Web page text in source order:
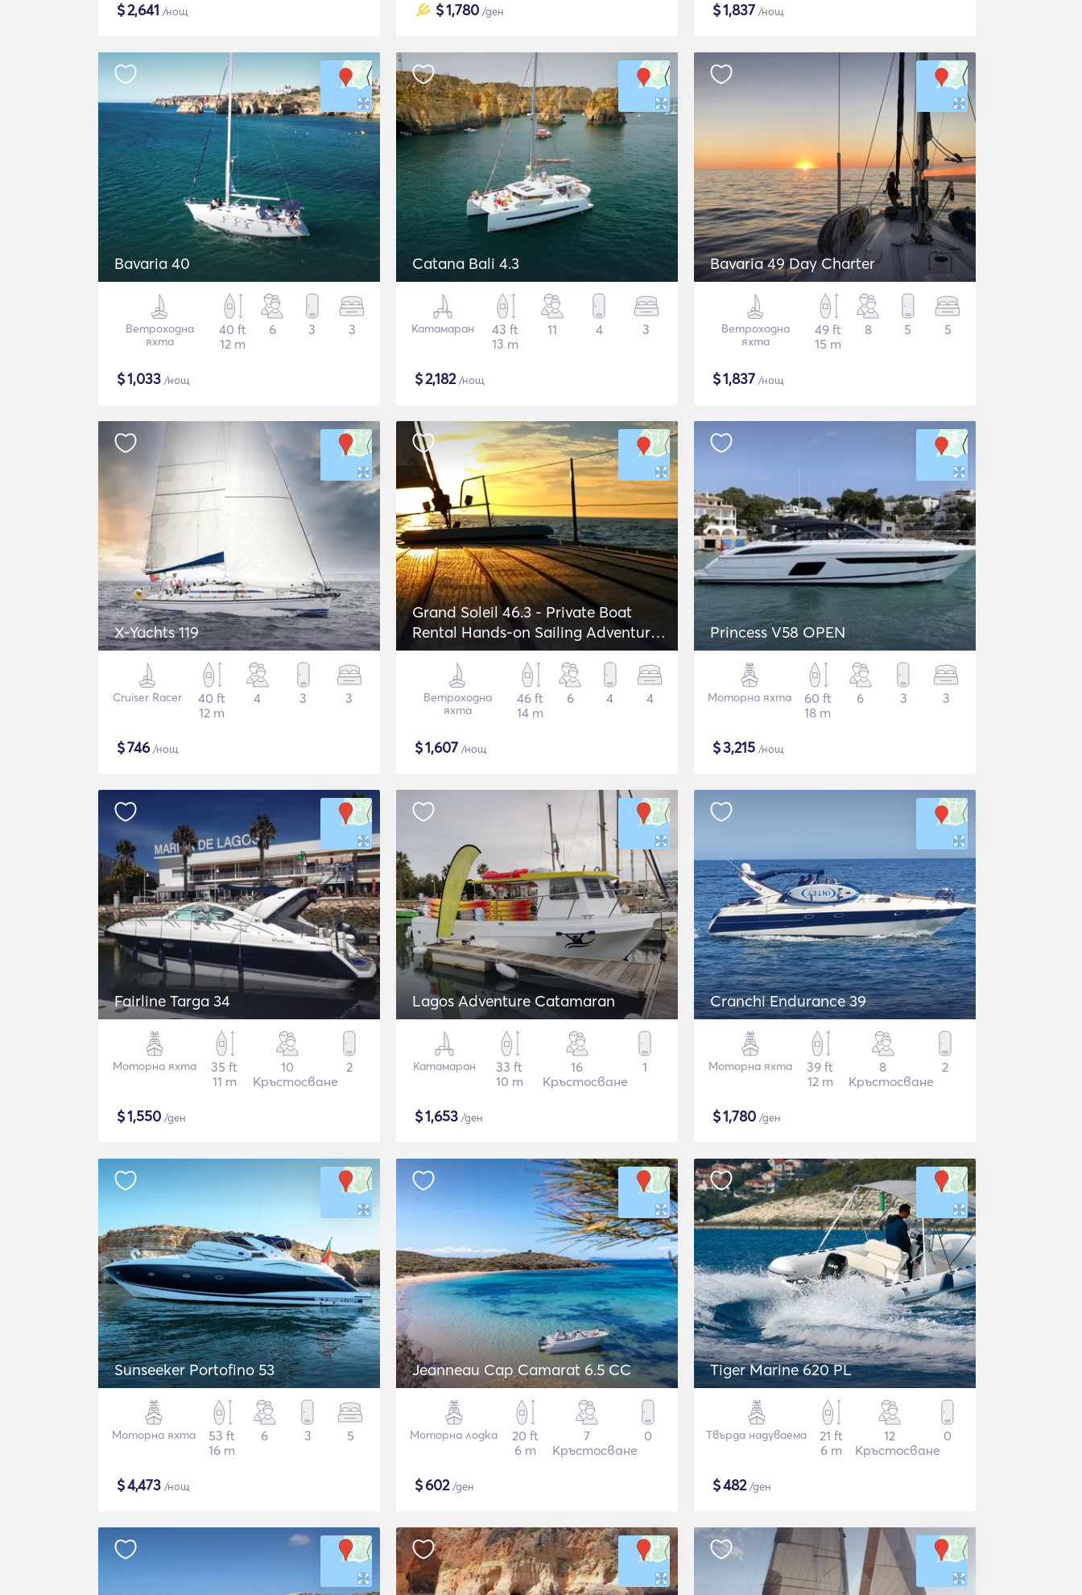
$2,641 /нощ $1,780 /ден $1,837 /нощ
Bavaria 40
Ветроходна
яхта
40 ft
12 m
6 3 3
$1,033 /нощ
Catana Bali 4.3
Катамаран
43 ft
13 m
11 4 3
$2,182/нощ
Bavaria 49 Day Charter
Ветроходна
яхта
49 ft
15 m
8 5 5
$1,837 /нощ
X-Yachts 119
Cruiser Racer
40 ft
12 m
4 3 3
$746/нощ
Grand Soleil 46.3 - Private Boat
Rental Hands-on Sailing Adventure
in Lagos
Ветроходна
яхта
46 ft
14 m
6 4 4
$1,607 /нощ
Princess V58 OPEN
Моторна яхта
60 ft
18 m
6 3 3
$3,215 /нощ
Fairline Targa 34
Моторна яхта
35 ft
11 m
10
Кръстосване
2
$1,550 /ден
Lagos Adventure Catamaran
Катамаран
33 ft
10 m
16
Кръстосване
1
$1,653 /ден
Cranchi Endurance 39
Моторна яхта
39 ft
12 m
8
Кръстосване
2
$1,780 /ден
Sunseeker Portofino 53
Моторна яхта
53 ft
16 m
6 3 5
$4,473 /нощ
Jeanneau Cap Camarat 6.5 CC
Моторна лодка
20 ft
6 m
7
Кръстосване
0
$602/ден
Tiger Marine 620 PL
Твърда надуваема
21 ft
6 m
12
Кръстосване
0
$482/ден